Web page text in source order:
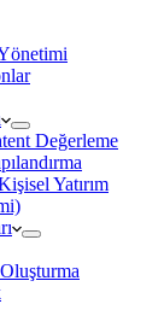
Değerleme
Yatırım